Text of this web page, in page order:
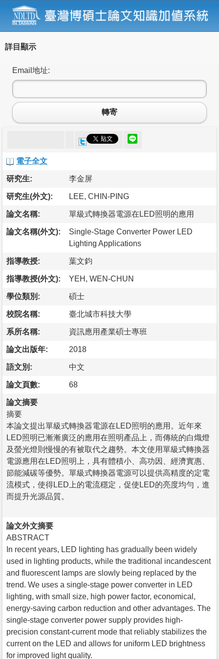
詳目顯示
Email地址:
轉寄
電子全文
研究生: 李金屏
研究生(外文): LEE, CHIN-PING
論文名稱: 單級式轉換器電源在LED照明的應用
論文名稱(外文):
Single-Stage Converter Power LED
Lighting Applications
指導教授: 葉文鈞
指導教授(外文): YEH, WEN-CHUN
學位類別: 碩士
校院名稱: 臺北城市科技大學
系所名稱: 資訊應用產業碩士專班
論文出版年: 2018
語文別: 中文
論文頁數: 68
論文摘要
摘要
本論文提出單級式轉換器電源在LED照明的應用。近年來
LED照明已漸漸廣泛的應用在照明產品上，而傳統的白熾燈
及螢光燈則慢慢的有被取代之趨勢。本文使用單級式轉換器
電源應用在LED照明上，具有體積小、高功因、經濟實惠、
節能減碳等優勢。單級式轉換器電源可以提供高精度的定電
流模式，使得LED上的電流穩定，促使LED的亮度均勻，進
而提升光源品質。
論文外文摘要
ABSTRACT
In recent years, LED lighting has gradually been widely
used in lighting products, while the traditional incandescent
and fluorescent lamps are slowly being replaced by the
trend. We uses a single-stage power converter in LED
lighting, with small size, high power factor, economical,
energy-saving carbon reduction and other advantages. The
single-stage converter power supply provides high-
precision constant-current mode that reliably stabilizes the
current on the LED and allows for uniform LED brightness
for improved light quality.